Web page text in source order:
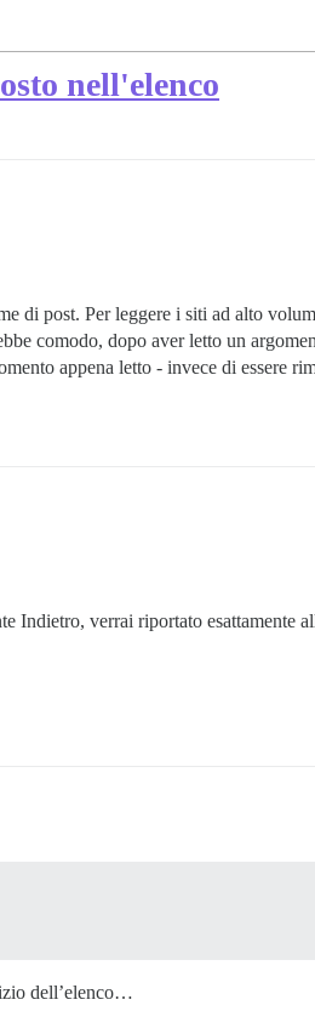
nell'elenco
di post. Per leggere i siti ad alto
comodo, dopo aver letto un
appena letto - invece di essere
Indietro, verrai riportato esattamente
dell’elenco…